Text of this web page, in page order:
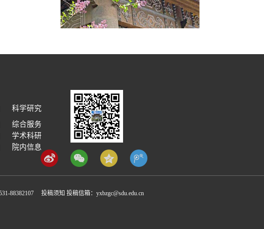
科学研究
综合服务
学术科研
院内信息
投稿须知 投稿信箱：yxbzgc@sdu.edu.cn